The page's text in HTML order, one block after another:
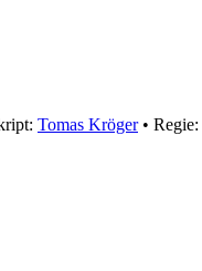
Tomas Kröger• Regie: